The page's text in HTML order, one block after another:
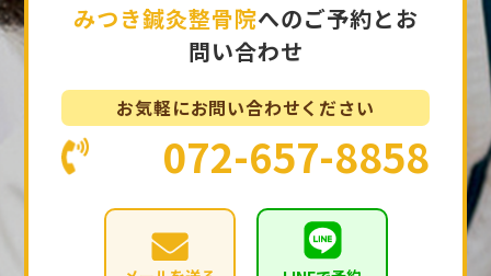
みつき鍼灸整骨院へのご予約とお
問い合わせ
お気軽にお問い合わせください
072-657-8858